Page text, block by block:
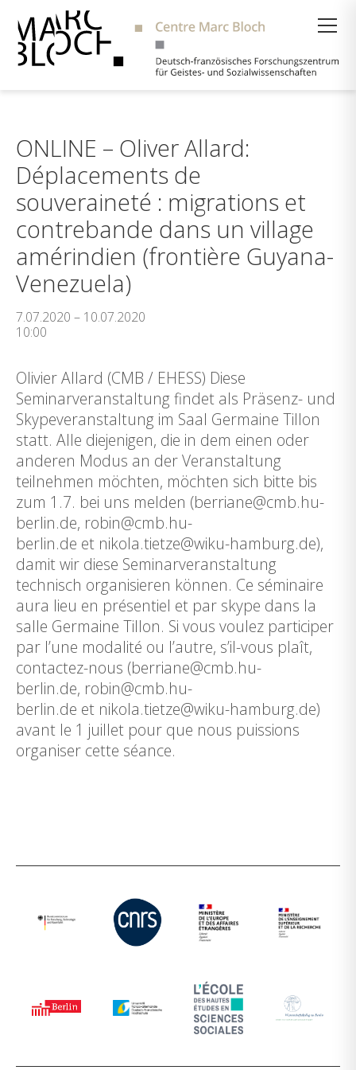
ONLINE – Oliver Allard:
Déplacements de
souveraineté : migrations et
contrebande dans un village
amérindien (frontière Guyana-
Venezuela)
7.07.2020 – 10.07.2020
10:00
Olivier Allard (CMB / EHESS) Diese
Seminarveranstaltung findet als Präsenz- und
Skypeveranstaltung im Saal Germaine Tillon
statt. Alle diejenigen, die in dem einen oder
anderen Modus an der Veranstaltung
teilnehmen möchten, möchten sich bitte bis
zum 1.7. bei uns melden (berriane@cmb.hu-
berlin.de, robin@cmb.hu-
berlin.de et nikola.tietze@wiku-hamburg.de),
damit wir diese Seminarveranstaltung
technisch organisieren können. Ce séminaire
aura lieu en présentiel et par skype dans la
salle Germaine Tillon. Si vous voulez participer
par l’une modalité ou l’autre, s’il-vous plaît,
contactez-nous (berriane@cmb.hu-
berlin.de, robin@cmb.hu-
berlin.de et nikola.tietze@wiku-hamburg.de)
avant le 1 juillet pour que nous puissions
organiser cette séance.